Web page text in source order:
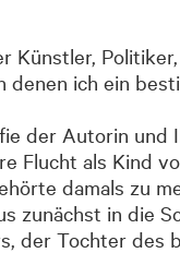
Künstler,
ich ein
der Autorin
Flucht als Kind
damals zu
in die
der Tochter des